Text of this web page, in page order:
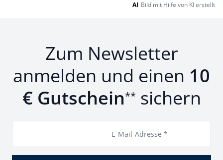
AI Bild mit Hilfe von KI erstellt
Zum Newsletter
anmelden und einen 10
€ Gutschein** sichern
E-Mail-Adresse *